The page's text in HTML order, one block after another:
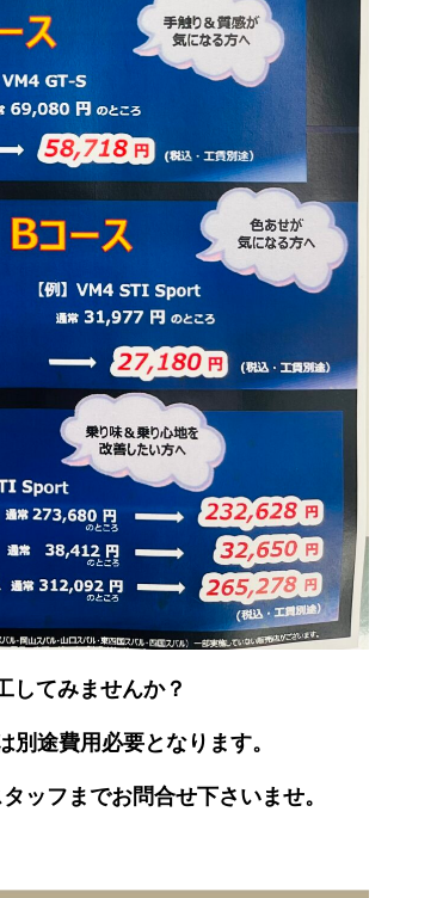
してみませんか？
途費用必要となります。
ッフまでお問合せ下さいませ。